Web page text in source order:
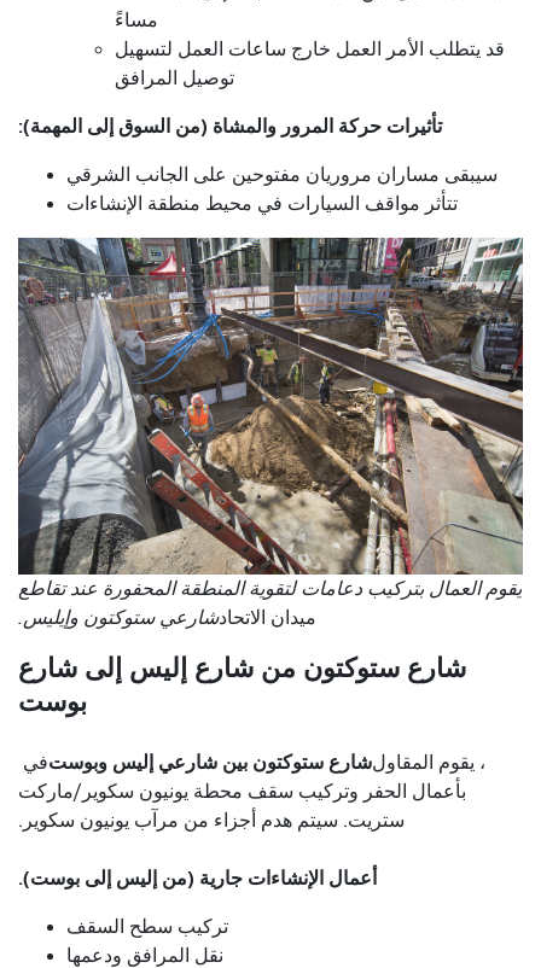
مساءً
قد يتطلب الأمر العمل خارج ساعات العمل لتسهيل
توصيل المرافق
تأثيرات حركة المرور والمشاة (من السوق إلى المهمة):
سيبقى مساران مروريان مفتوحين على الجانب الشرقي
تتأثر مواقف السيارات في محيط منطقة الإنشاءات
يقوم العمال بتركيب دعامات لتقوية المنطقة المحفورة عند تقاطع
شارعي ستوكتون وإيليس.ميدان الاتحاد
شارع ستوكتون من شارع إليس إلى شارع
بوست
فيشارع ستوكتون بين شارعي إليس وبوست، يقوم المقاول
بأعمال الحفر وتركيب سقف محطة يونيون سكوير/ماركت
ستريت. سيتم هدم أجزاء من مرآب يونيون سكوير.
أعمال الإنشاءات جارية (من إليس إلى بوست).
تركيب سطح السقف
نقل المرافق ودعمها